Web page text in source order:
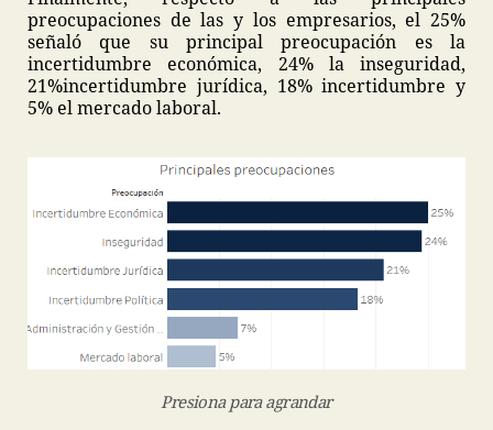
preocupaciones de las y los empresarios, el 25%
señaló que su principal preocupación es la
incertidumbre económica, 24% la inseguridad,
21%incertidumbre jurídica, 18% incertidumbre y
5% el mercado laboral.
Presiona para agrandar